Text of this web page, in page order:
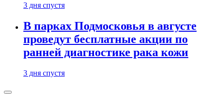
3 дня спустя
В парках Подмосковья в августе
проведут бесплатные акции по
ранней диагностике рака кожи
3 дня спустя